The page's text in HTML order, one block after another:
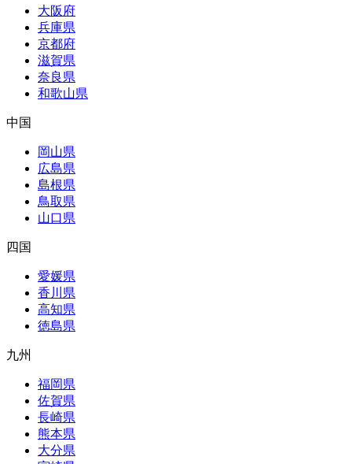
大阪府
兵庫県
京都府
滋賀県
奈良県
和歌山県
中国
岡山県
広島県
島根県
鳥取県
山口県
四国
愛媛県
香川県
高知県
徳島県
九州
福岡県
佐賀県
長崎県
熊本県
大分県